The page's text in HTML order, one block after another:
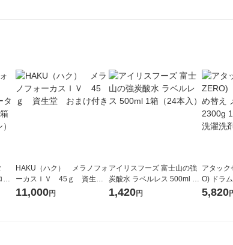
ハ
HAKU（ハク） メラノフォ
ーカスＩＶ 45ｇ 資生
堂 おまけ付き
11,000円
アイリスフーズ 富士山の強
炭酸水 ラベルレス 500ml 1
箱（24本入）
1,420円
アタック
O) ドラ
ガジャン
5,820